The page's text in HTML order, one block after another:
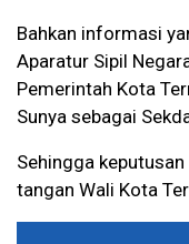
Bahkan informasi
Aparatur Sipil
Pemerintah Kota
Sunya sebagai
Sehingga
tangan Wali Kota